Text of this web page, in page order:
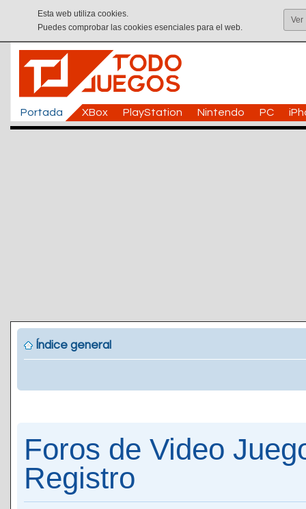
Esta web utiliza cookies.
Puedes comprobar las cookies esenciales para el web.
Ver
Portada XBox PlayStation Nintendo PC
Índice general
Foros de Video
Registro